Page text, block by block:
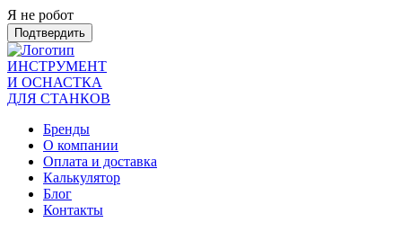
Я не робот
Подтвердить
ИНСТРУМЕНТ
И ОСНАСТКА
ДЛЯ СТАНКОВ
Бренды
О компании
Оплата и доставка
Калькулятор
Блог
Контакты